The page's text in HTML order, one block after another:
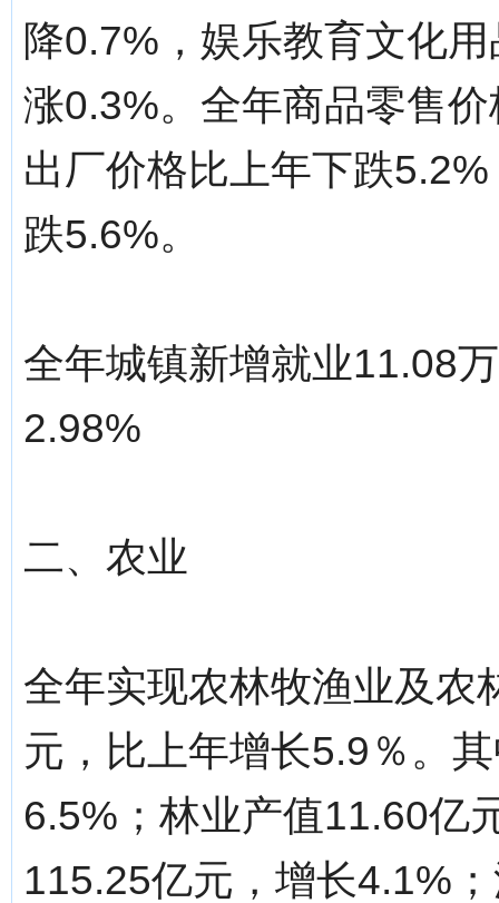
降0.7%，娱乐教育文化
涨0.3%。全年商品零售
出厂价格比上年下跌
跌5.6%。
全年城镇新增就业11.08
2.98%
二、农业
全年实现农林牧渔业及农
元，比上年增长5.9％。
6.5%；林业产值11.60亿
115.25亿元，增长4.1%